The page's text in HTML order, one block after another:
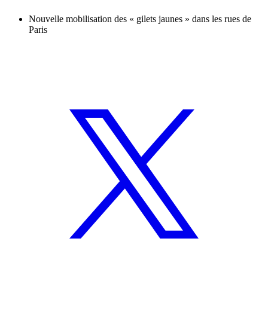
Nouvelle mobilisation des « gilets jaunes » dans les rues de
Paris